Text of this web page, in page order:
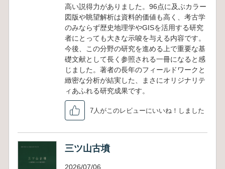
高い説得力がありました。96点に及ぶカラー
図版や眺望解析は資料的価値も高く、考古学
のみならず歴史地理学やGISを活用する研究
者にとっても大きな示唆を与える内容です。
今後、この分野の研究を進める上で重要な基
礎文献として長く参照される一冊になると感
じました。著者の長年のフィールドワークと
緻密な分析が結実した、まさにオリジナリテ
ィあふれる研究成果です。
7人がこのレビューにいいね！しました
三ツ山古墳
2026/07/06